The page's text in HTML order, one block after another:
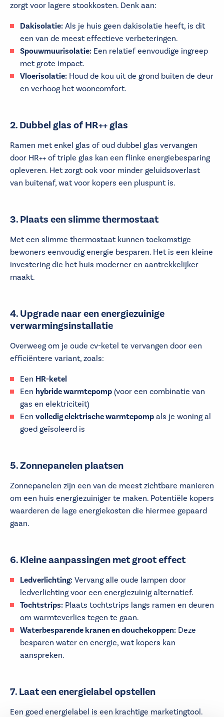
zorgt voor lagere stookkosten. Denk aan:
Dakisolatie: Als je huis geen dakisolatie heeft, is dit
een van de meest effectieve verbeteringen.
Spouwmuurisolatie: Een relatief eenvoudige ingreep
met grote impact.
Vloerisolatie: Houd de kou uit de grond buiten de deur
en verhoog het wooncomfort.
2. Dubbel glas of HR++ glas
Ramen met enkel glas of oud dubbel glas vervangen
door HR++ of triple glas kan een flinke energiebesparing
opleveren. Het zorgt ook voor minder geluidsoverlast
van buitenaf, wat voor kopers een pluspunt is.
3. Plaats een slimme thermostaat
Met een slimme thermostaat kunnen toekomstige
bewoners eenvoudig energie besparen. Het is een kleine
investering die het huis moderner en aantrekkelijker
maakt.
4. Upgrade naar een energiezuinige
verwarmingsinstallatie
Overweeg om je oude cv-ketel te vervangen door een
efficiëntere variant, zoals:
Een HR-ketel
Een hybride warmtepomp (voor een combinatie van
gas en elektriciteit)
Een volledig elektrische warmtepomp als je woning al
goed geïsoleerd is
5. Zonnepanelen plaatsen
Zonnepanelen zijn een van de meest zichtbare manieren
om een huis energiezuiniger te maken. Potentiële kopers
waarderen de lage energiekosten die hiermee gepaard
gaan.
6. Kleine aanpassingen met groot effect
Ledverlichting: Vervang alle oude lampen door
ledverlichting voor een energiezuinig alternatief.
Tochtstrips: Plaats tochtstrips langs ramen en deuren
om warmteverlies tegen te gaan.
Waterbesparende kranen en douchekoppen: Deze
besparen water en energie, wat kopers kan
aanspreken.
7. Laat een energielabel opstellen
Een goed energielabel is een krachtige marketingtool.